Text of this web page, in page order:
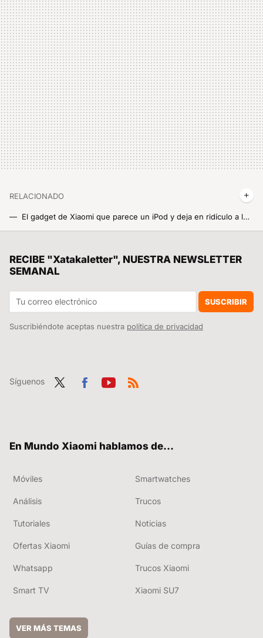
RELACIONADO
El gadget de Xiaomi que parece un iPod y deja en ridículo a los infladores de coche: te salva las ruedas en minutos
Casi 1,4 toneladas encima, una aguja y 135 grados de puro fuego: Xiaomi ha creado una power bank casi indestructible y estas pruebas lo demuestran
RECIBE "Xatakaletter", NUESTRA NEWSLETTER
SEMANAL
SUSCRIBIR
Suscribiéndote aceptas nuestra política de privacidad
Síguenos
En Mundo Xiaomi hablamos de...
Móviles Smartwatches
Análisis Trucos
Tutoriales Noticias
Ofertas Xiaomi Guías de compra
Whatsapp Trucos Xiaomi
Smart TV Xiaomi SU7
VER MÁS TEMAS